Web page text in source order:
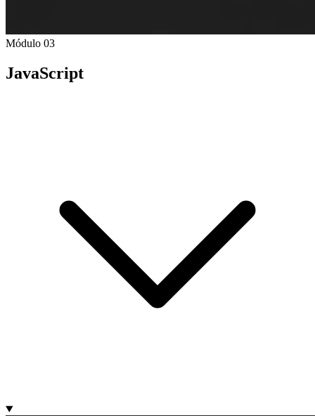
Módulo 03
JavaScript